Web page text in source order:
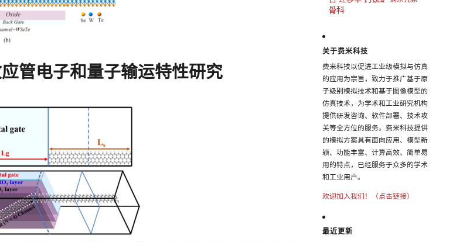
应管电子和量子输运特性研究
骨科
关于费米科技
费米科技以促进工业级模拟与仿真
的应用为宗旨，致力于推广基于原
子级别模拟技术和基于图像模型的
仿真技术，为学术和工业研究机构
提供研发咨询、软件部署、技术攻
关等全方位的服务。费米科技提供
的模拟方案具有面向应用、模型新
颖、功能丰富、计算高效、简单易
用的特点，已经服务于众多的学术
和工业用户。
欢迎加入我们！（点击链接）
最近更新